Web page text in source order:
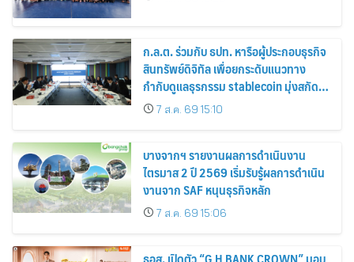
ก.ล.ต. ร่วมกับ ธปท. หารือผู้ประกอบธุรกิจ
สินทรัพย์ดิจิทัล เพื่อยกระดับแนวทาง
กำกับดูแลธุรกรรม stablecoin มุ่งสกัด
กั้นอาชญากรรมทางเทคโนโลยี
7 ส.ค. 69 15:10
บางจากฯ รายงานผลการดำเนินงาน
ไตรมาส 2 ปี 2569 เริ่มรับรู้ผลการดำเนิน
งานจาก SAF หนุนธุรกิจหลัก
7 ส.ค. 69 15:06